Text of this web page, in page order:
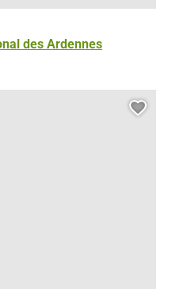
des Ardennes